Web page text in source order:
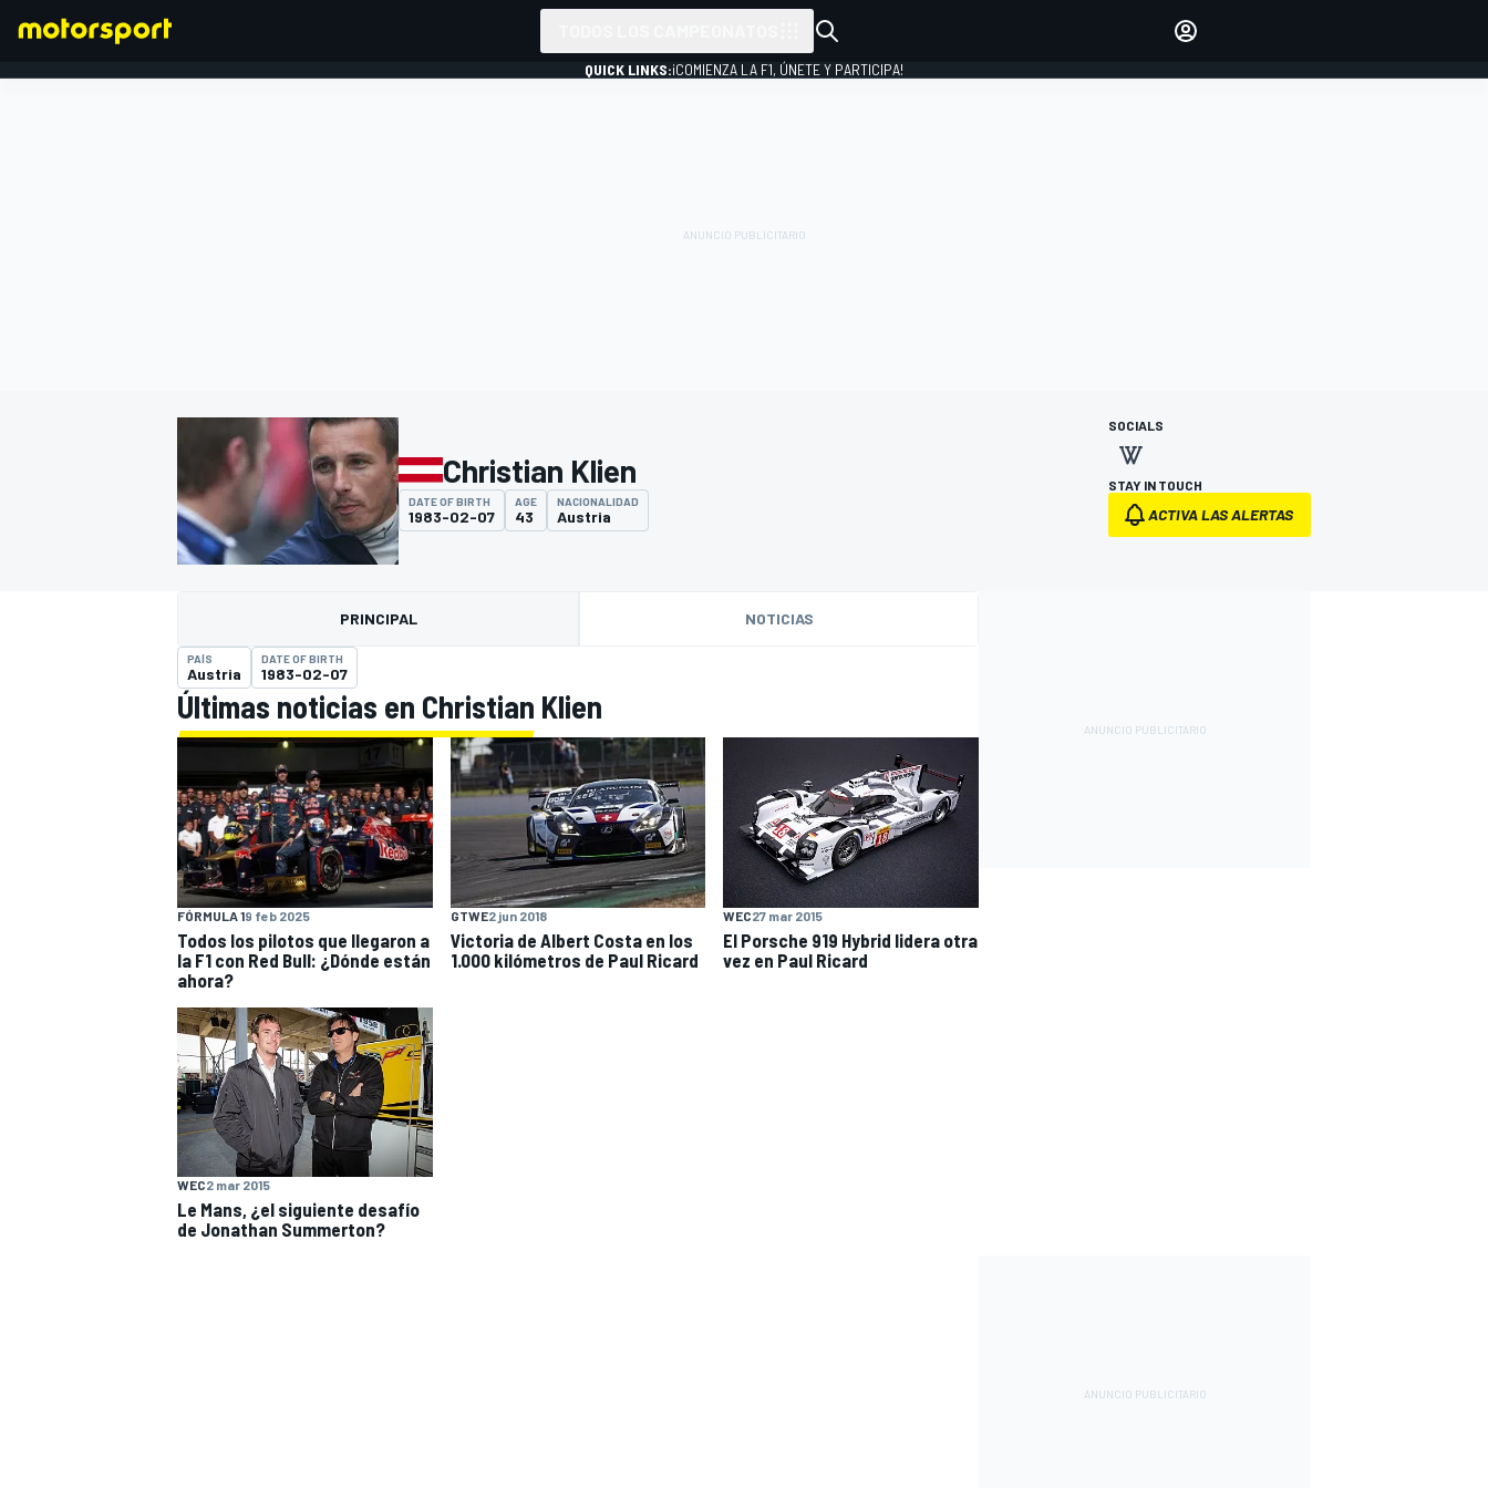
FÓRMULA E MOTO
NASCARINDYCARSPORTSCARRALLYTURISMO
MÁS
QUICK LINKS:¡COMIENZA LA F1, ÚNETE Y PARTICIPA!
Christian Klien
DATE OF BIRTH
1983-02-07
AGE
43
NACIONALIDAD
Austria
SOCIALS
STAY IN TOUCH
ACTIVA LAS ALERTAS
PRINCIPAL NOTICIAS
PAÍS
Austria
DATE OF BIRTH
1983-02-07
Últimas noticias en Christian Klien
FÓRMULA 19 feb 2025
Todos los pilotos que llegaron a
la F1 con Red Bull: ¿Dónde están
ahora?
GTWE2 jun 2018
Victoria de Albert Costa en los
1.000 kilómetros de Paul Ricard
WEC27 mar 2015
El Porsche 919 Hybrid lidera otra
vez en Paul Ricard
WEC2 mar 2015
Le Mans, ¿el siguiente desafío
de Jonathan Summerton?